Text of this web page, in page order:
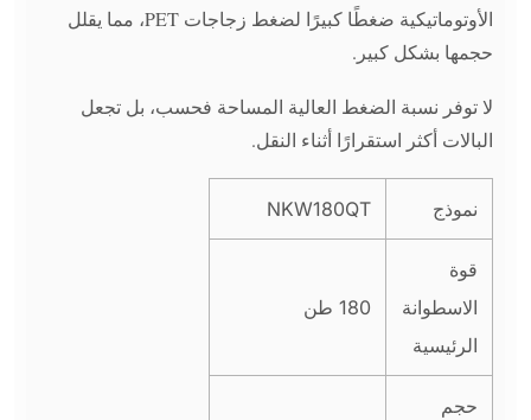
الأوتوماتيكية ضغطًا كبيرًا لضغط زجاجات PET، مما يقلل
حجمها بشكل كبير.
لا توفر نسبة الضغط العالية المساحة فحسب، بل تجعل
البالات أكثر استقرارًا أثناء النقل.
نموذج NKW180QT
قوة
الاسطوانة
الرئيسية
180 طن
حجم